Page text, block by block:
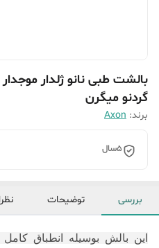
بالشت طبی نانو ژلدار
گردنو میگرن
برند: Axon
5سال
بررسی توضیحات
این بالش بوسیله انطباق